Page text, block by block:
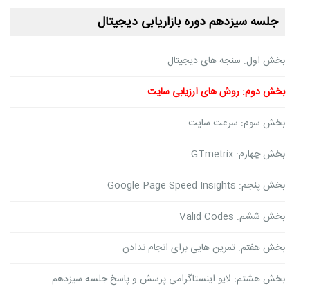
جلسه سیزدهم دوره بازاریابی دیجیتال
بخش اول: سنجه های دیجیتال
بخش دوم: روش های ارزیابی سایت
بخش سوم: سرعت سایت
بخش چهارم: GTmetrix
بخش پنجم: Google Page Speed Insights
بخش ششم: Valid Codes
بخش هفتم: تمرین هایی برای انجام ندادن
بخش هشتم: لایو اینستاگرامی پرسش و پاسخ جلسه سیزدهم